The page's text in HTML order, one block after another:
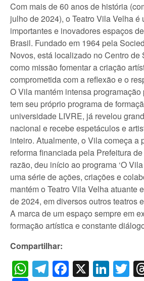
Com mais de 60 anos de história
julho de 2024), o Teatro Vila Velha é
importantes e inovadores espaços
Brasil. Fundado em 1964 pela
Novos, está localizado no Centro de
como missão fomentar a criação
comprometida com a reflexão e o
O Vila mantém intensa
tem seu próprio programa de
universidade LIVRE, já revelou
nacional e recebe espetáculos e
inteiro. Atualmente, o Vila começa a
reforma financiada pela Prefeitura
razão, deu início ao programa ‘O
uma série de ações, criações e
mantém o Teatro Vila Velha atuante
de 2024, em diversos outros teatros
A marca de um espaço sempre em
formação artística e constante
Compartilhar:
WhatsApp
Telegram
Facebook
X